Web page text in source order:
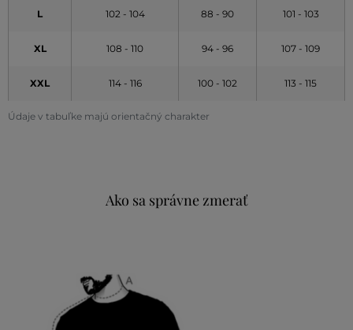
Údaje v tabuľke majú orientačný charakter
L 102 - 104 88 - 90 101 - 103
XL 108 - 110 94 - 96 107 - 109
XXL 114 - 116 100 - 102 113 - 115
Ako sa správne zmerať